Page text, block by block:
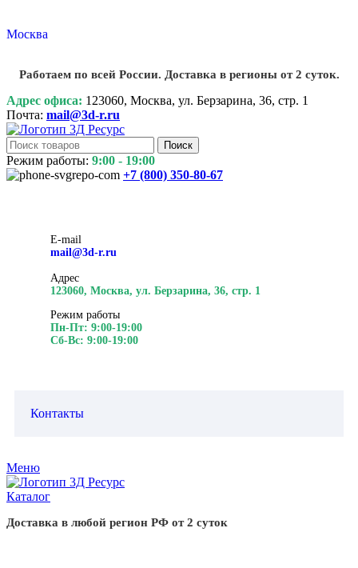
Москва
Работаем по всей России. Доставка в регионы от 2 суток.
Адрес офиса: 123060, Москва, ул. Берзарина, 36, стр. 1
Почта: mail@3d-r.ru
Поиск
Режим работы: 9:00 - 19:00
+7 (800) 350-80-67
E-mail
mail@3d-r.ru
Адрес
123060, Москва, ул. Берзарина, 36, стр. 1
Режим работы
Пн-Пт: 9:00-19:00
Сб-Вс: 9:00-19:00
Контакты
Меню
Каталог
Доставка в любой регион РФ от 2 суток